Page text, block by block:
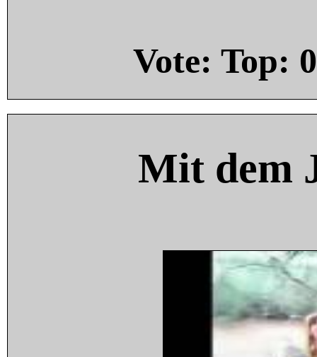
Vote: Top: 0
Mit dem